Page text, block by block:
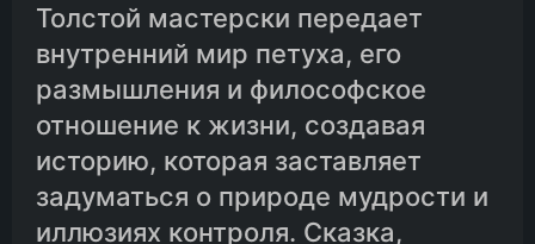
Толстой мастерски передает
внутренний мир петуха, его
размышления и философское
отношение к жизни, создавая
историю, которая заставляет
задуматься о природе мудрости и
иллюзиях контроля. Сказка,